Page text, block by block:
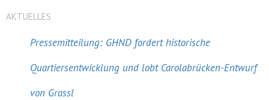
AKTUELLES
Pressemitteilung: GHND fordert historische
Quartiersentwicklung und lobt Carolabrücken-Entwurf
von Grassl